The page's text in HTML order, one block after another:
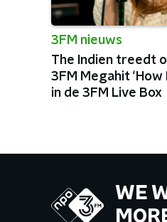
3FM nieuws
The Indien treedt
3FM Megahit ‘How
in de 3FM Live Box
WE